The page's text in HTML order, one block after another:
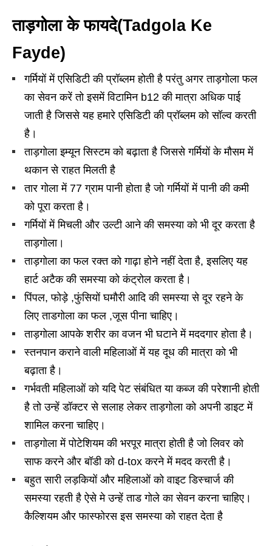
ताड़गोला के फायदे(Tadgola Ke
Fayde)
गर्मियों में एसिडिटी की प्रॉब्लम होती है परंतु अगर ताड़गोला फल
का सेवन करें तो इसमें विटामिन b12 की मात्रा अधिक पाई
जाती है जिससे यह हमारे एसिडिटी की प्रॉब्लम को सॉल्व करती
है।
ताड़गोला इम्यून सिस्टम को बढ़ाता है जिससे गर्मियों के मौसम में
थकान से राहत मिलती है
तार गोला में 77 ग्राम पानी होता है जो गर्मियों में पानी की कमी
को पूरा करता है।
गर्मियों में मिचली और उल्टी आने की समस्या को भी दूर करता है
ताड़गोला।
ताड़गोला का फल रक्त को गाढ़ा होने नहीं देता है, इसलिए यह
हार्ट अटैक की समस्या को कंट्रोल करता है।
पिंपल, फोड़े ,फुंसियों घमौरी आदि की समस्या से दूर रहने के
लिए ताडगोला का फल ,जूस पीना चाहिए।
ताड़गोला आपके शरीर का वजन भी घटाने में मददगार होता है।
स्तनपान कराने वाली महिलाओं में यह दूध की मात्रा को भी
बढ़ाता है।
गर्भवती महिलाओं को यदि पेट संबंधित या कब्ज की परेशानी होती
है तो उन्हें डॉक्टर से सलाह लेकर ताड़गोला को अपनी डाइट में
शामिल करना चाहिए।
ताड़गोला में पोटेशियम की भरपूर मात्रा होती है जो लिवर को
साफ करने और बॉडी को d-tox करने में मदद करती है।
बहुत सारी लड़कियों और महिलाओं को वाइट डिस्चार्ज की
समस्या रहती है ऐसे मे उन्हें ताड गोले का सेवन करना चाहिए।
कैल्शियम और फास्फोरस इस समस्या को राहत देता है